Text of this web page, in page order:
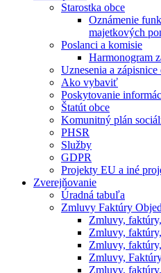
Starostka obce
Oznámenie
majetkových
Poslanci a komisie
Harmonogram
Uznesenia a
Ako vybaviť
Poskytovanie
Štatút obce
Komunitný plán
PHSR
Služby
GDPR
Projekty EU a iné
Zverejňovanie
Úradná tabuľa
Zmluvy Faktúry
Zmluvy,
Zmluvy,
Zmluvy,
Zmluvy,
Zmluvy,